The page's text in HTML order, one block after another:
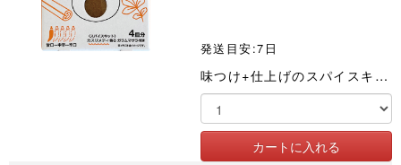
発送目安:7日
味つけ+仕上げのスパイスキット。カスリメティ入り特性ガラムマサラでシェフの風味!